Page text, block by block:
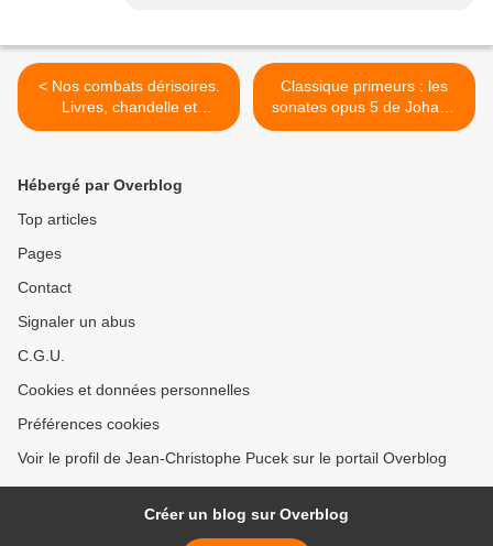
< Nos combats dérisoires.
Livres, chandelle et
statuette de bronze de
Classique primeurs : les
sonates opus 5 de Johann
Christian Bach par Sophie
Hébergé par Overblog
Top articles
Pages
Contact
Signaler un abus
C.G.U.
Cookies et données personnelles
Préférences cookies
Voir le profil de Jean-Christophe Pucek sur le portail Overblog
Créer un blog sur Overblog